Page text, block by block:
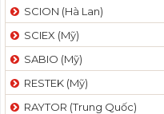
SCION (Hà Lan)
SCIEX (Mỹ)
SABIO (Mỹ)
RESTEK (Mỹ)
RAYTOR (Trung Quốc)